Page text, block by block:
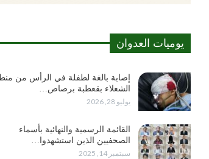
يوميات العدوان
إصابة بالغة لطفلة في الرأس من
الشعلاء بقعطبة برصاص…
يوليو 28, 2026
القائمة الرسمية والنهائية بأسماء
الصحفيين الذين استشهدوا…
سبتمبر 14, 2025